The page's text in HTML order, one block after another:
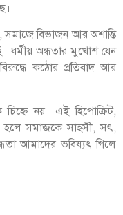
সমাজে বিভাজন আর অশান্তি
ধর্মীয় অন্ধতার মুখোশ যেন
কঠোর প্রতিবাদ আর
নয়। এই হিপোক্রিট,
হলে সমাজকে সাহসী, সৎ,
আমাদের ভবিষ্যৎ গিলে